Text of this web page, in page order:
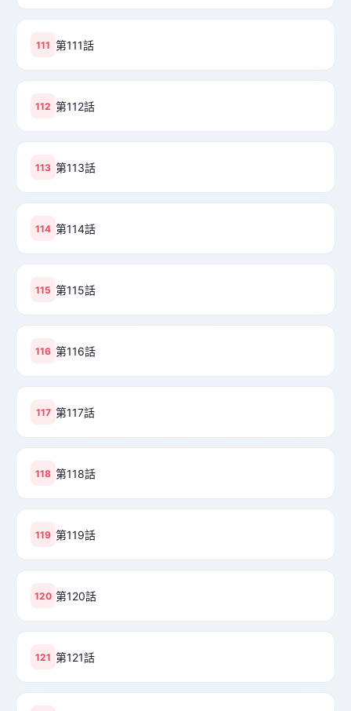
111 第111話
112 第112話
113 第113話
114 第114話
115 第115話
116 第116話
117 第117話
118 第118話
119 第119話
120 第120話
121 第121話